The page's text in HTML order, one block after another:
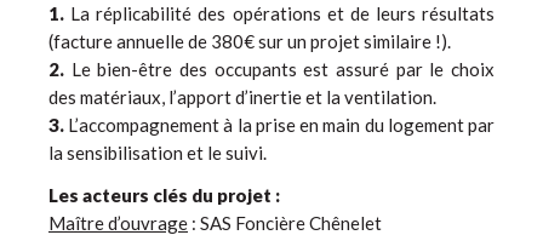
1. La réplicabilité des opérations et de leurs résultats
(facture annuelle de 380€ sur un projet similaire !).
2. Le bien-être des occupants est assuré par le choix
des matériaux, l’apport d’inertie et la ventilation.
3. L’accompagnement à la prise en main du logement par
la sensibilisation et le suivi.
Les acteurs clés du projet :
Maître d’ouvrage : SAS Foncière Chênelet